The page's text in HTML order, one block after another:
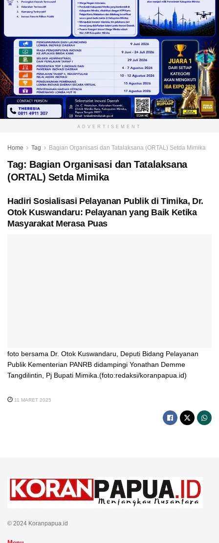
ADVERTISEMENT
Home Tag Bagian Organisasi dan Tatalaksana (ORTAL) Setda Mimika
Tag: Bagian Organisasi dan Tatalaksana
(ORTAL) Setda Mimika
Hadiri Sosialisasi Pelayanan Publik di Timika, Dr.
Otok Kuswandaru: Pelayanan yang Baik Ketika
Masyarakat Merasa Puas
foto bersama Dr. Otok Kuswandaru, Deputi Bidang Pelayanan
Publik Kementerian PANRB didampingi Yonathan Demme
Tangdilintin, Pj Bupati Mimika.(foto:redaksi/koranpapua.id)
11 MARET 2025
© 2024 Koranpapua.id